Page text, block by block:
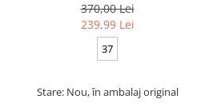
370,00 Lei
239,99 Lei
37
Stare: Nou, în ambalaj original